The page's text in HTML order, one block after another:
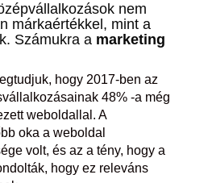
nem
márkaértékkel, mint a
Számukra a marketing
hogy 2017-ben az
48% -a még
weboldallal. A
oka a weboldal
volt, és az a tény, hogy a
hogy ez releváns